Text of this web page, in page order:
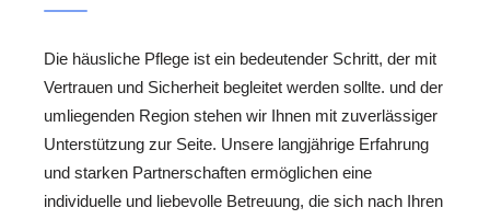
Die häusliche Pflege ist ein bedeutender Schritt, der mit
Vertrauen und Sicherheit begleitet werden sollte. und der
umliegenden Region stehen wir Ihnen mit zuverlässiger
Unterstützung zur Seite. Unsere langjährige Erfahrung
und starken Partnerschaften ermöglichen eine
individuelle und liebevolle Betreuung, die sich nach Ihren